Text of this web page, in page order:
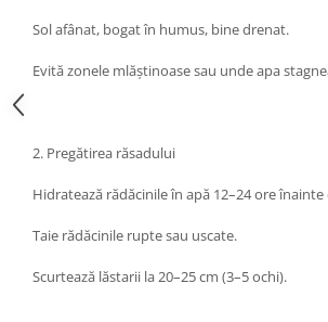
Sol afânat, bogat în humus, bine drenat.
Evită zonele mlăștinoase sau unde apa
2. Pregătirea răsadului
Hidratează rădăcinile în apă 12–24 ore
Taie rădăcinile rupte sau uscate.
Scurtează lăstarii la 20–25 cm (3–5 ochi).